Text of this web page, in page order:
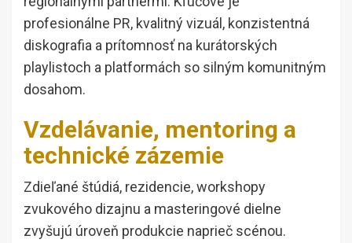
profesionálne PR, kvalitný vizuál, konzistentná
diskografia a prítomnosť na kurátorských
playlistoch a platformách so silným komunitným
dosahom.
Vzdelávanie, mentoring a
technické zázemie
Zdieľané štúdiá, rezidencie, workshopy
zvukového dizajnu a masteringové dielne
zvyšujú úroveň produkcie naprieč scénou.